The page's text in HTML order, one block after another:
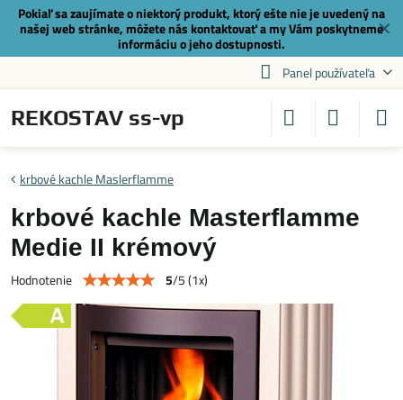
✕
Pokiaľ sa zaujímate o niektorý produkt, ktorý ešte nie je uvedený na
našej web stránke, môžete nás kontaktovaťa my Vám poskytneme
informáciu o jeho dostupnosti.
Panel používateľa
REKOSTAV ss-vp
krbové kachle Maslerflamme
krbové kachle Masterflamme
Medie II krémový
Hodnotenie 5/5(1x)